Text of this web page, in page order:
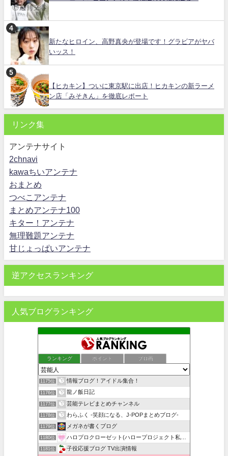
新たなヒロイン、高野真央が登場です！グラビアがヤバ
いッス！
【ヒカキン】ついに東京駅に出店！ヒカキンの新ラーメ
ン店「みそきん」を徹底レポート
リンク集
アンテナサイト
2chnavi
kawaちいアンテナ
おまとめ
つべこアンテナ
まとめアンテナ100
キター！アンテナ
無理難題アンテナ
甘じょっぱいアンテナ
逆アクセスランキング
人気ブログランキング
ランキング ポイント ブロ画
1175位 情報ブログ！アイドル集合！
1176位 龍ノ飯日記
1177位 芸能テレビまとめチャンネル
1178位 わらふく -笑顔になる、J-POPまとめブログ-
1179位 メガネが書くブログ
1180位 ハロプロクローゼット(ハロープロジェクト私服・衣装まとめ)
1181位 子役応援ブログ TV出演情報